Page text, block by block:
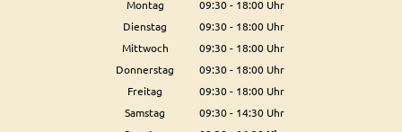
Montag
09:30- 18:00Uhr
Von 09:30 bis 18:00 Uhr
Dienstag 09:30- 18:00Uhr
Von 09:30 bis 18:00 Uhr
Mittwoch 09:30- 18:00Uhr
Von 09:30 bis 18:00 Uhr
Donnerstag 09:30- 18:00Uhr
Von 09:30 bis 18:00 Uhr
Freitag 09:30- 18:00Uhr
Von 09:30 bis 18:00 Uhr
Samstag 09:30- 14:30Uhr
Von 09:30 bis 14:30 Uhr